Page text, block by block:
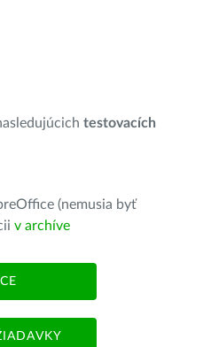
testovacích
(nemusia byť
v archíve